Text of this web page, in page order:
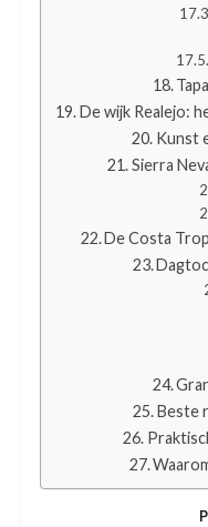
De wijk Realejo:
Kunst
Sierra
De Costa
Beste